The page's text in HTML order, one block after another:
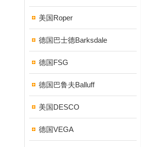
美国Roper
德国巴士德Barksdale
德国FSG
德国巴鲁夫Balluff
美国DESCO
德国VEGA